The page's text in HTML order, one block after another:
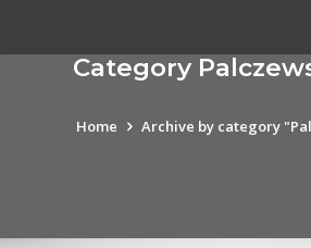
Category
Home Archive by category